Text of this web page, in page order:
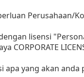
Perusahaan/
lisensi
CORPORATE
apa yang akan